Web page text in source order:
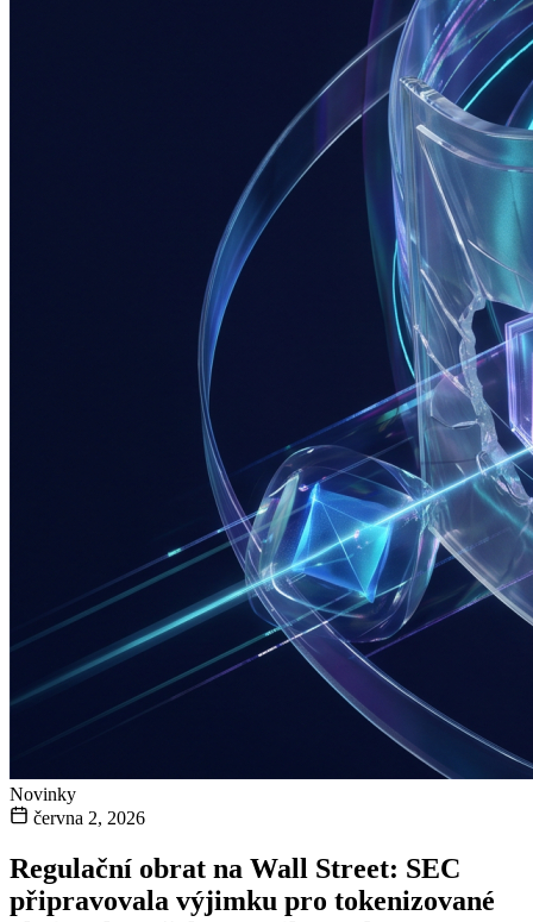
Novinky
června 2, 2026
Regulační obrat na Wall Street: SEC
připravovala výjimku pro tokenizované